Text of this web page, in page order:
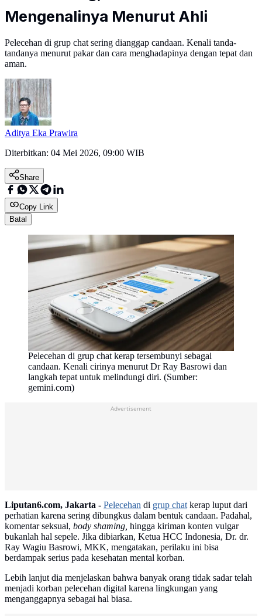
Mengenalinya Menurut Ahli
Pelecehan di grup chat sering dianggap candaan. Kenali tanda-
tandanya menurut pakar dan cara menghadapinya dengan tepat dan
aman.
Aditya Eka Prawira
Diterbitkan: 04 Mei 2026, 09:00 WIB
Share
Copy Link
Batal
Pelecehan di grup chat kerap tersembunyi sebagai
candaan. Kenali cirinya menurut Dr Ray Basrowi dan
langkah tepat untuk melindungi diri. (Sumber:
gemini.com)
Advertisement
Liputan6.com, Jakarta - Pelecehan di grup chatkerap luput dari
perhatian karena sering dibungkus dalam bentuk candaan. Padahal,
komentar seksual, body shaming, hingga kiriman konten vulgar
bukanlah hal sepele. Jika dibiarkan, Ketua HCC Indonesia, Dr. dr.
Ray Wagiu Basrowi, MKK, mengatakan, perilaku ini bisa
berdampak serius pada kesehatan mental korban.
Lebih lanjut dia menjelaskan bahwa banyak orang tidak sadar telah
menjadi korban pelecehan digital karena lingkungan yang
menganggapnya sebagai hal biasa.